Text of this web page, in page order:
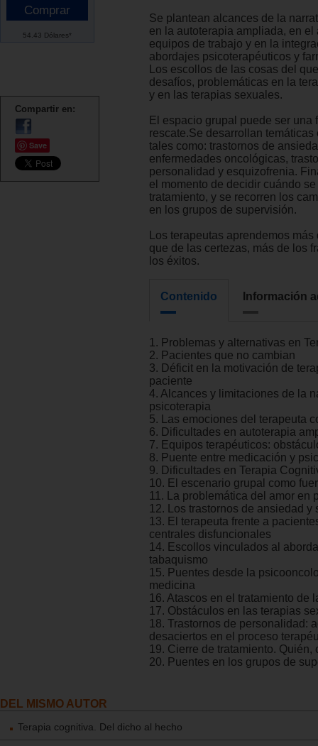
54.43 Dólares*
Compartir en:
Save
Se plantean alcances de la
en la autoterapia ampliada, en el
equipos de trabajo y en la
abordajes psicoterapéuticos y
Los escollos de las cosas del
desafíos, problemáticas en la
y en las terapias sexuales.
El espacio grupal puede ser una
rescate.Se desarrollan temáticas
tales como: trastornos de
enfermedades oncológicas,
personalidad y esquizofrenia.
el momento de decidir cuándo
tratamiento, y se recorren los
en los grupos de supervisión.
Los terapeutas aprendemos
que de las certezas, más de los
los éxitos.
Contenido Información
1. Problemas y alternativas en
2. Pacientes que no cambian
3. Déficit en la motivación de
paciente
4. Alcances y limitaciones de la
psicoterapia
5. Las emociones del terapeuta
6. Dificultades en autoterapia
7. Equipos terapéuticos:
8. Puente entre medicación y
9. Dificultades en Terapia
10. El escenario grupal como
11. La problemática del amor en
12. Los trastornos de ansiedad y
13. El terapeuta frente a
centrales disfuncionales
14. Escollos vinculados al
tabaquismo
15. Puentes desde la
medicina
16. Atascos en el tratamiento de
17. Obstáculos en las terapias
18. Trastornos de personalidad:
desaciertos en el proceso
19. Cierre de tratamiento. Quién,
20. Puentes en los grupos de
DEL MISMO AUTOR
Terapia cognitiva. Del dicho al hecho